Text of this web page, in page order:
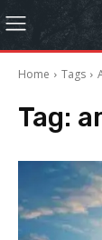
Home Tags
Tag: